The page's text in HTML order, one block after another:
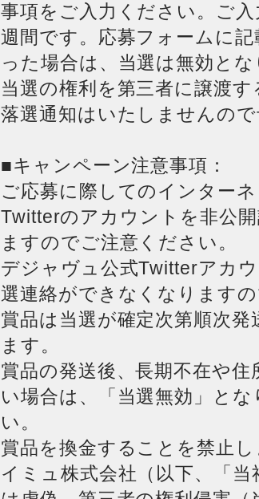
事項をご入力ください。ご
週間です。応募フォームに
った場合は、当選は無効と
当選の権利を第三者に譲渡す
落選通知はいたしませんので
■キャンペーン注意事項：
ご応募に際してのインター
Twitterのアカウントを非公
ますのでご注意ください。
デジャヴュ公式Twitterアカ
選連絡ができなくなりますの
賞品は当選が確定次第順次
ます。
賞品の発送後、長期不在や
い場合は、「当選無効」と
い。
賞品を換金することを禁止し
イミュ株式会社（以下、「